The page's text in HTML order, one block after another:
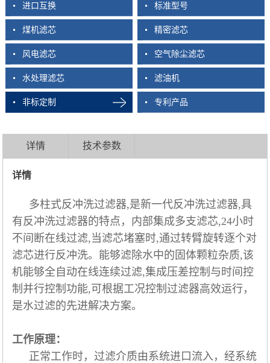
进口互换 标准型号
煤机滤芯 精密滤芯
风电滤芯 空气除尘滤芯
水处理滤芯 滤油机
非标定制 专利产品
详情 技术参数
详情
多柱式反冲洗过滤器,是新一代反冲洗过滤器,具
有反冲洗过滤器的特点，内部集成多支滤芯,24小时
不间断在线过滤,当滤芯堵塞时,通过转臂旋转逐个对
滤芯进行反冲洗。能够滤除水中的固体颗粒杂质,该
机能够全自动在线连续过滤,集成压差控制与时间控
制并行控制功能,可根据工况控制过滤器高效运行，
是水过滤的先进解决方案。
工作原理：
正常工作时，过滤介质由系统进口流入，经系统